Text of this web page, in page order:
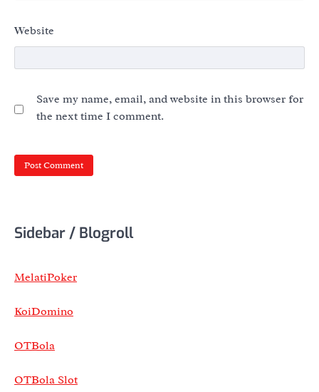
Website
Save my name, email, and website in this browser for
the next time I comment.
Sidebar / Blogroll
MelatiPoker
KoiDomino
OTBola
OTBola Slot